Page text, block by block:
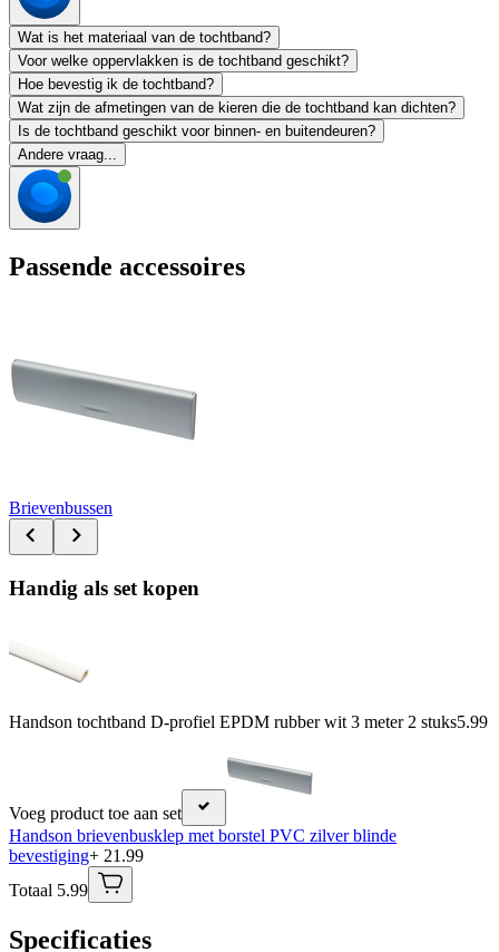
Wat is het materiaal van de tochtband?
Voor welke oppervlakken is de tochtband geschikt?
Hoe bevestig ik de tochtband?
Wat zijn de afmetingen van de kieren die de tochtband kan dichten?
Is de tochtband geschikt voor binnen- en buitendeuren?
Andere vraag...
Passende accessoires
Brievenbussen
Handig als set kopen
Handson tochtband D-profiel EPDM rubber wit 3 meter 2 stuks5.99
Voeg product toe aan set
Handson brievenbusklep met borstel PVC zilver blinde
bevestiging+ 21.99
Totaal 5.99
Specificaties